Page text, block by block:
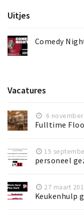
Uitjes
Comedy
Vacatures
6
Fulltime
15
personeel
27 maart
Keukenhulp